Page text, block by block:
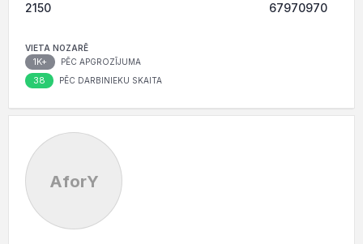
2150
67970970
VIETA NOZARĒ
1K+ PĒC APGROZĪJUMA
38 PĒC DARBINIEKU SKAITA
AforY